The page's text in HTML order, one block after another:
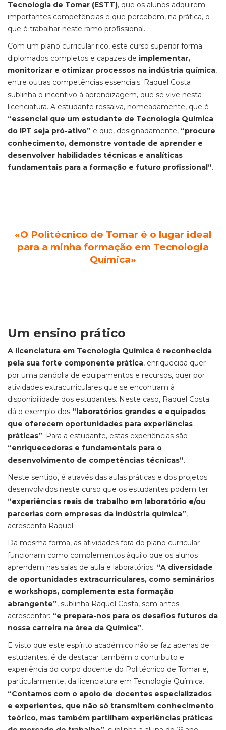
Tecnologia de Tomar (ESTT), que os alunos adquirem
importantes competências e que percebem, na prática, o
que é trabalhar neste ramo profissional.
Com um plano curricular rico, este curso superior forma
diplomados completos e capazes de implementar,
monitorizar e otimizar processos na indústria química,
entre outras competências essenciais. Raquel Costa
sublinha o incentivo à aprendizagem, que se vive nesta
licenciatura. A estudante ressalva, nomeadamente, que é
“essencial que um estudante de Tecnologia Química
do IPT seja pró-ativo” e que, designadamente, “procure
conhecimento, demonstre vontade de aprender e
desenvolver habilidades técnicas e analíticas
fundamentais para a formação e futuro profissional”.
«O Politécnico de Tomar é o lugar ideal
para a minha formação em Tecnologia
Química»
Um ensino prático
A licenciatura em Tecnologia Química é reconhecida
pela sua forte componente prática, enriquecida quer
por uma panóplia de equipamentos e recursos, quer por
atividades extracurriculares que se encontram à
disponibilidade dos estudantes. Neste caso, Raquel Costa
dá o exemplo dos “laboratórios grandes e equipados
que oferecem oportunidades para experiências
práticas”. Para a estudante, estas experiências são
“enriquecedoras e fundamentais para o
desenvolvimento de competências técnicas”.
Neste sentido, é através das aulas práticas e dos projetos
desenvolvidos neste curso que os estudantes podem ter
“experiências reais de trabalho em laboratório e/ou
parcerias com empresas da indústria química”,
acrescenta Raquel.
Da mesma forma, as atividades fora do plano curricular
funcionam como complementos àquilo que os alunos
aprendem nas salas de aula e laboratórios. “A diversidade
de oportunidades extracurriculares, como seminários
e workshops, complementa esta formação
abrangente”, sublinha Raquel Costa, sem antes
acrescentar: “e prepara-nos para os desafios futuros da
nossa carreira na área da Química”.
E visto que este espírito académico não se faz apenas de
estudantes, é de destacar também o contributo e
experiência do corpo docente do Politécnico de Tomar e,
particularmente, da licenciatura em Tecnologia Química.
“Contamos com o apoio de docentes especializados
e experientes, que não só transmitem conhecimento
teórico, mas também partilham experiências práticas